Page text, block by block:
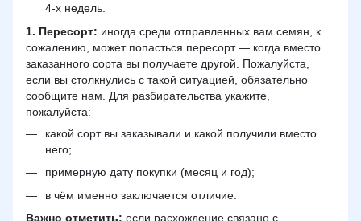
4-х недель.
1. Пересорт: иногда среди отправленных вам семян, к
сожалению, может попасться пересорт — когда вместо
заказанного сорта вы получаете другой. Пожалуйста,
если вы столкнулись с такой ситуацией, обязательно
сообщите нам. Для разбирательства укажите,
пожалуйста:
какой сорт вы заказывали и какой получили вместо
него;
примерную дату покупки (месяц и год);
в чём именно заключается отличие.
Важно отметить: если расхождение связано с